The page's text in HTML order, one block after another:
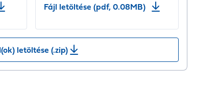
Fájl letöltése (pdf, 0.08MB)
letöltése (.zip)